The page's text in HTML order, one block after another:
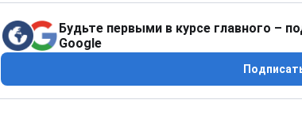
Будьте первыми в курсе главного –
Google